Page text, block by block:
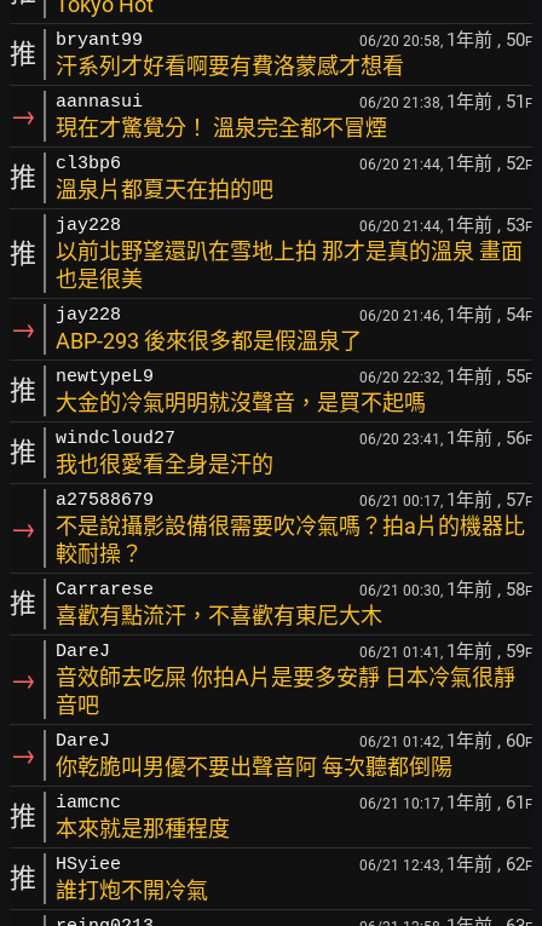
推 bryant99 06/20 20:58, 1年前 , 50F
汗系列才好看啊要有費洛蒙感才想看
→ aannasui 06/20 21:38, 1年前 , 51 F
現在才驚覺分！ 溫泉完全都不冒煙
推 cl3bp6 06/20 21:44, 1年前 , 52F
溫泉片都夏天在拍的吧
推
jay228 06/20 21:44, 1年前 , 53F
以前北野望還趴在雪地上拍 那才是真的溫泉 畫面
也是很美
→ jay228 06/20 21:46, 1年前 , 54F
ABP-293 後來很多都是假溫泉了
推 newtypeL9 06/20 22:32, 1年前 , 55F
大金的冷氣明明就沒聲音，是買不起嗎
推 windcloud27 06/20 23:41, 1年前 , 56F
我也很愛看全身是汗的
→
a27588679 06/21 00:17, 1年前 , 57F
不是說攝影設備很需要吹冷氣嗎？拍a片的機器比
較耐操？
推 Carrarese 06/21 00:30, 1年前 , 58F
喜歡有點流汗，不喜歡有東尼大木
→
DareJ 06/21 01:41, 1年前 , 59F
音效師去吃屎 你拍A片是要多安靜 日本冷氣很靜
音吧
→ DareJ 06/21 01:42, 1年前 , 60F
你乾脆叫男優不要出聲音阿 每次聽都倒陽
推 iamcnc 06/21 10:17, 1年前 , 61 F
本來就是那種程度
推 HSyiee 06/21 12:43, 1年前 , 62F
誰打炮不開冷氣